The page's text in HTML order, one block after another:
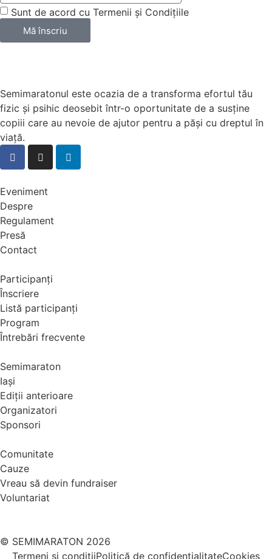
Sunt de acord cu Termenii și Condițiile
Mă înscriu
Semimaratonul este ocazia de a transforma efortul tău
fizic și psihic deosebit într-o oportunitate de a susține
copiii care au nevoie de ajutor pentru a păși cu dreptul în
viață.
Eveniment
Despre
Regulament
Presă
Contact
Participanți
Înscriere
Listă participanți
Program
Întrebări frecvente
Semimaraton
Iași
Ediții anterioare
Organizatori
Sponsori
Comunitate
Cauze
Vreau să devin fundraiser
Voluntariat
© SEMIMARATON 2026
Termeni și condițiiPolitică de confidențialitateCookies